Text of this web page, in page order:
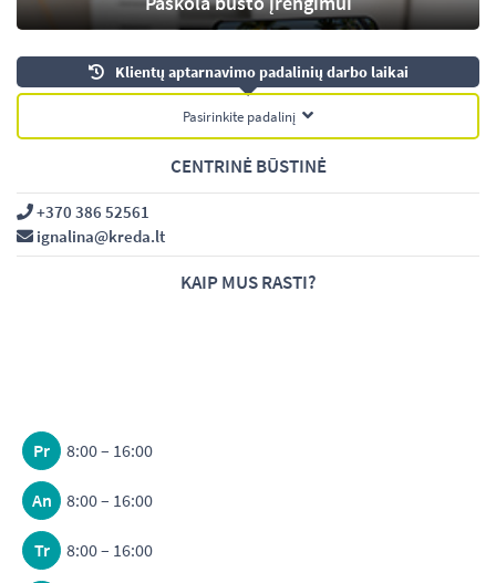
Klientų aptarnavimo padalinių darbo laikai
Pasirinkite padalinį
CENTRINĖ BŪSTINĖ
+370 386 52561
ignalina@kreda.lt
KAIP MUS RASTI?
Pr 8:00 – 16:00
An 8:00 – 16:00
Tr 8:00 – 16:00